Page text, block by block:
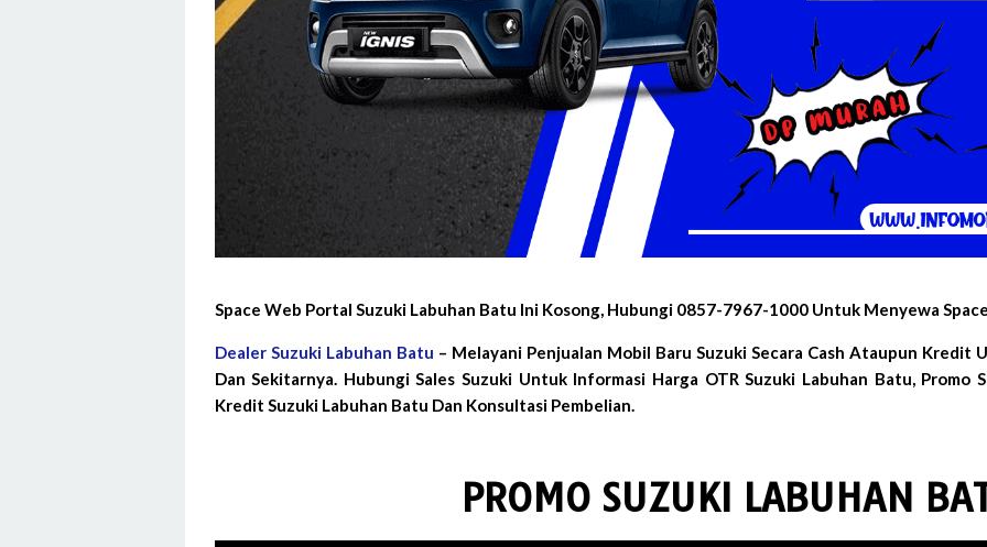
Space Web Portal Suzuki Labuhan Batu Ini Kosong, Hubungi 0857-7967-1000 Untuk Menyewa
Dealer Suzuki Labuhan Batu – Melayani Penjualan Mobil Baru Suzuki Secara Cash Ataupun Kredit
Dan Sekitarnya. Hubungi Sales Suzuki Untuk Informasi Harga OTR Suzuki Labuhan Batu, Promo
Kredit Suzuki Labuhan Batu Dan Konsultasi Pembelian.
PROMO SUZUKI LABUHAN